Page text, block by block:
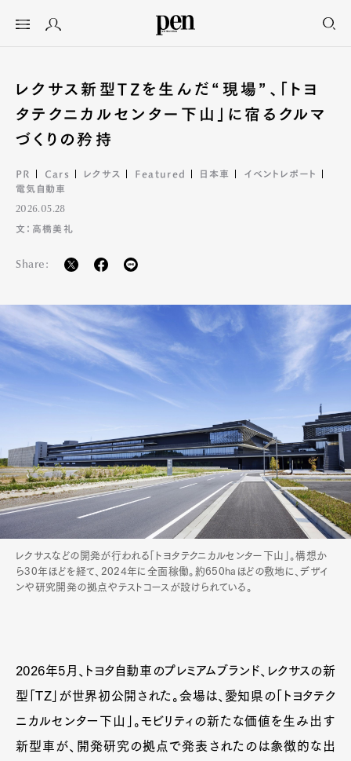
レクサス新型TZを生んだ“現場”、「トヨ
タテクニカルセンター下山」に宿るクルマ
づくりの矜持
PR Cars レクサス Featured 日本車
イベントレポート
電気自動車
2026.05.28
文：高橋美礼
Share:
レクサスなどの開発が行われる「トヨタテクニカルセンター下山」。構想か
ら30年ほどを経て、2024年に全面稼働。約650haほどの敷地に、デザイ
ンや研究開発の拠点やテストコースが設けられている。
2026年5月、トヨタ自動車のプレミアムブランド、レクサスの新
型「TZ」が世界初公開された。会場は、愛知県の「トヨタテク
ニカルセンター下山」。モビリティの新たな価値を生み出す
新型車が、開発研究の拠点で発表されたのは象徴的な出